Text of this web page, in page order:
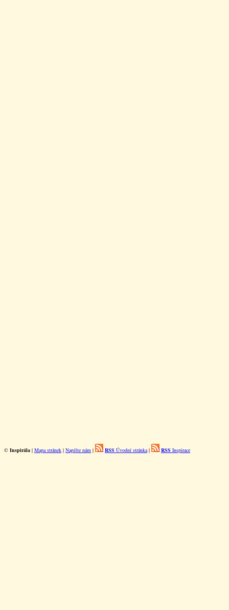
© Inspirála | Mapa stránek | Napište nám | RSS Úvodní stránka| RSS Inspirace